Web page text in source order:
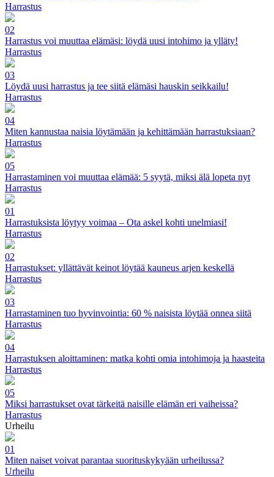
Harrastus
02
Harrastus voi muuttaa elämäsi: löydä uusi intohimo ja ylläty!
Harrastus
03
Löydä uusi harrastus ja tee siitä elämäsi hauskin seikkailu!
Harrastus
04
Miten kannustaa naisia löytämään ja kehittämään harrastuksiaan?
Harrastus
05
Harrastaminen voi muuttaa elämää: 5 syytä, miksi älä lopeta nyt
Harrastus
01
Harrastuksista löytyy voimaa – Ota askel kohti unelmiasi!
Harrastus
02
Harrastukset: yllättävät keinot löytää kauneus arjen keskellä
Harrastus
03
Harrastaminen tuo hyvinvointia: 60 % naisista löytää onnea siitä
Harrastus
04
Harrastuksen aloittaminen: matka kohti omia intohimoja ja haasteita
Harrastus
05
Miksi harrastukset ovat tärkeitä naisille elämän eri vaiheissa?
Harrastus
Urheilu
01
Miten naiset voivat parantaa suorituskykyään urheilussa?
Urheilu